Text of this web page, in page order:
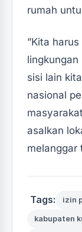
rumah
‎‎”Kita
lingkungan
sisi lain
nasional
asalkan
melanggar
Tags: izin
kabupaten